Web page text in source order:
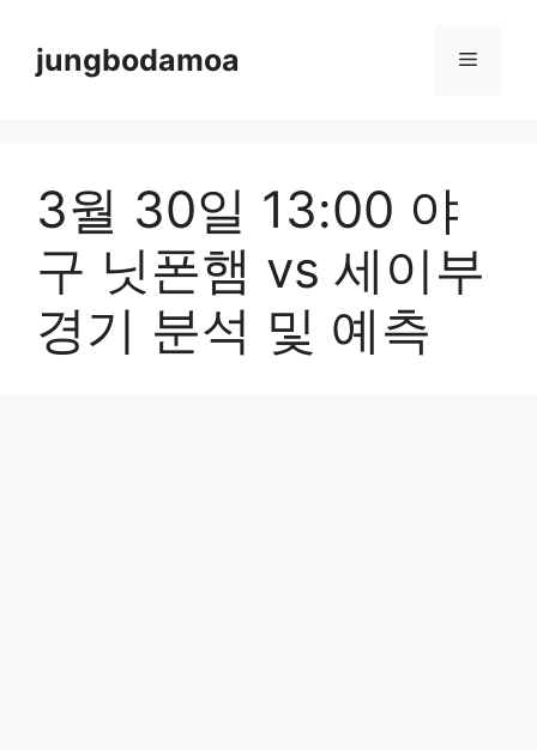
contentjungbodamoa Menu
3월 30일 13:00 야
구 닛폰햄 vs 세이부
경기 분석 및 예측